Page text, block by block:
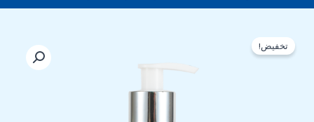
تخفيض!